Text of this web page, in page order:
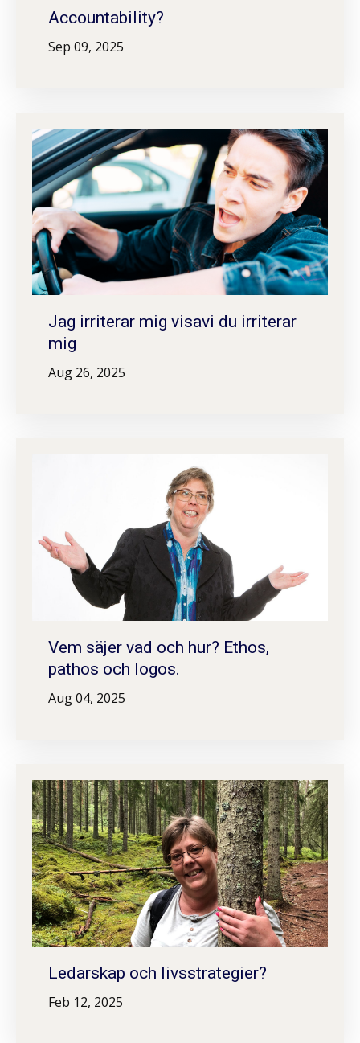
Accountability?
Sep 09, 2025
Jag irriterar mig visavi du irriterar
mig
Aug 26, 2025
Vem säjer vad och hur? Ethos,
pathos och logos.
Aug 04, 2025
Ledarskap och livsstrategier?
Feb 12, 2025